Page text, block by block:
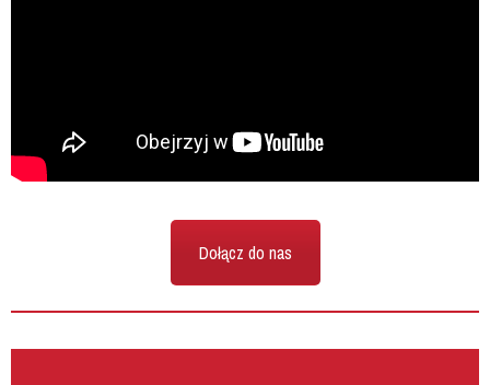
Dołącz do nas